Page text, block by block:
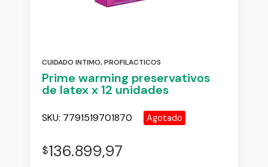
CUIDADO INTIMO,PROFILACTICOS
Prime warming preservativos
de latex x 12 unidades
SKU: 7791519701870 Agotado
$136.899,97